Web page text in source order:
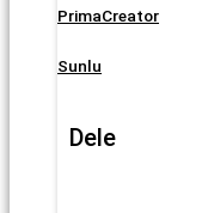
PrimaCreator
Sunlu
Dele